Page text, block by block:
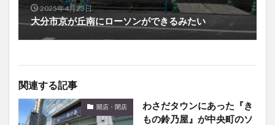
2025年4月23日
大分市京が丘南にローソンができるみたい
関連する記事
開店・閉店
わさだタウンにあった『き
もの鈴乃屋』が中央町のソ